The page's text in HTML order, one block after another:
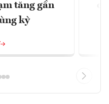
tăng gần
kỳ